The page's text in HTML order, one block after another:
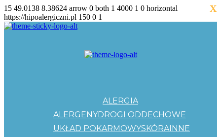
15 49.0138 8.38624 arrow 0 both 1 4000 1 0 horizontal
https://hipoalergiczni.pl 150 0 1
ALERGIA
ALERGENYDROGI ODDECHOWE
UKŁAD POKARMOWYSKÓRAINNE
X